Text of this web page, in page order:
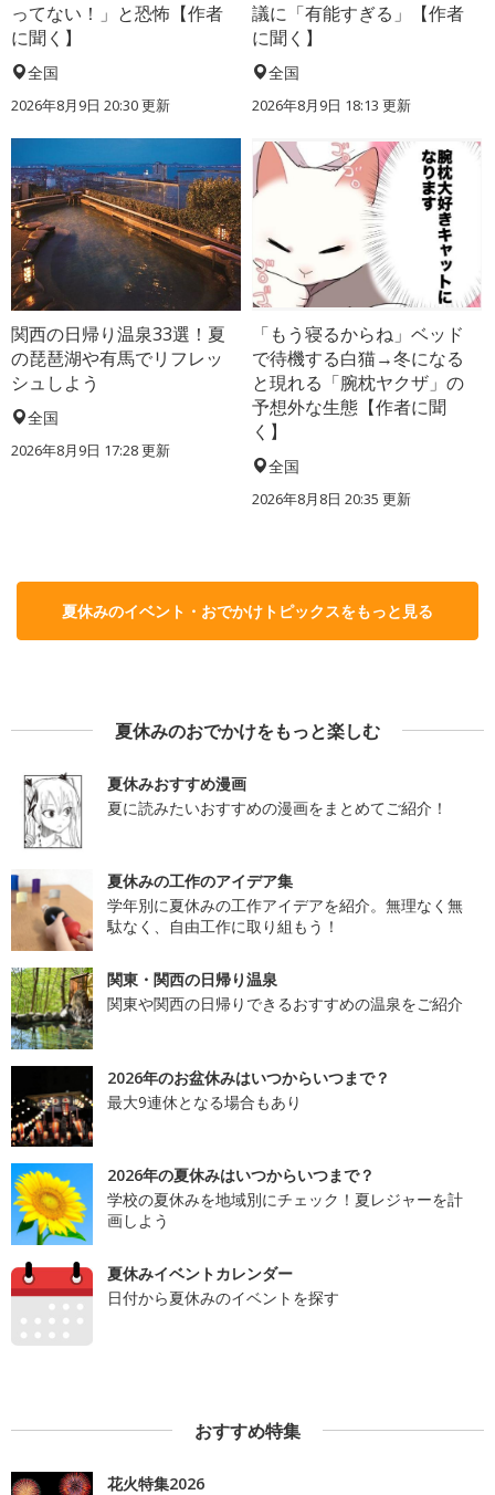
ってない！」と恐怖【作者
に聞く】
全国
2026年8月9日 20:30更新
議に「有能すぎる」【作者
に聞く】
全国
2026年8月9日 18:13 更新
関西の日帰り温泉33選！夏
の琵琶湖や有馬でリフレッ
シュしよう
全国
2026年8月9日 17:28更新
「もう寝るからね」ベッド
で待機する白猫→冬になる
と現れる「腕枕ヤクザ」の
予想外な生態【作者に聞
く】
全国
2026年8月8日 20:35 更新
夏休みのイベント・おでかけトピックスをもっと見る
夏休みのおでかけをもっと楽しむ
夏休みおすすめ漫画
夏に読みたいおすすめの漫画をまとめてご紹介！
夏休みの工作のアイデア集
学年別に夏休みの工作アイデアを紹介。無理なく無
駄なく、自由工作に取り組もう！
関東・関西の日帰り温泉
関東や関西の日帰りできるおすすめの温泉をご紹介
2026年のお盆休みはいつからいつまで？
最大9連休となる場合もあり
2026年の夏休みはいつからいつまで？
学校の夏休みを地域別にチェック！夏レジャーを計
画しよう
夏休みイベントカレンダー
日付から夏休みのイベントを探す
おすすめ特集
花火特集2026